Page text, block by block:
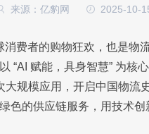
来源：亿豹网 2025-10-
消费者的购物狂欢，也是物
“AI 赋能，具身智慧” 为核
大规模应用，开启中国物流
色的供应链服务，用技术创